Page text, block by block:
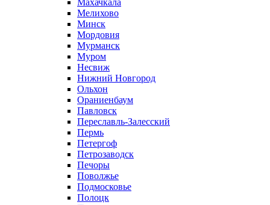
Махачкала
Мелихово
Минск
Мордовия
Мурманск
Муром
Несвиж
Нижний Новгород
Ольхон
Ораниенбаум
Павловск
Переславль-Залесский
Пермь
Петергоф
Петрозаводск
Печоры
Поволжье
Подмосковье
Полоцк